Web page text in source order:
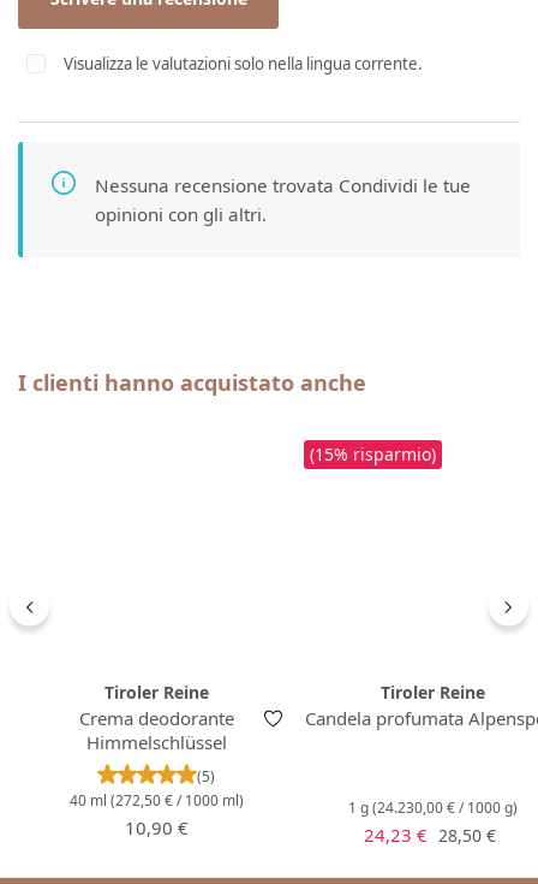
Visualizza le valutazioni solo nella lingua corrente.
Nessuna recensione trovata Condividi le tue
opinioni con gli altri.
Salta la galleria dei prodotti
I clienti hanno acquistato anche
Tiroler Reine
Crema deodorante
Himmelschlüssel
Valutazione media di 5 su 5 stelle
(5)
40 ml (272,50 € / 1000 ml)
Prezzo normale:
10,90 €
(15% risparmio)
Tiroler Reine
Candela profumata
1 g(24.230,00 € / 1000 g)
Prezzo di vendita:
24,23 € Prezzo
28,50 €